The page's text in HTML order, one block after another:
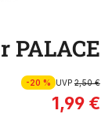
PALACE
-20 % UVP2,50 €
1,99 €